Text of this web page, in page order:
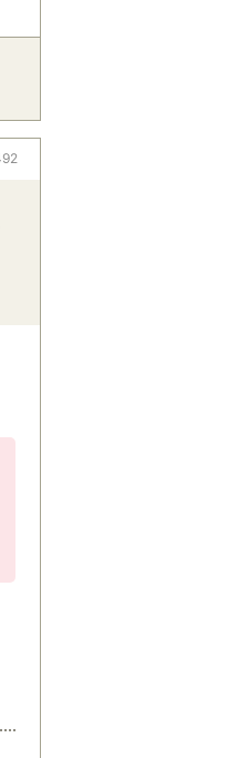
ソコン操作・データ入力
活躍中
煙オフィス
6ヶ月